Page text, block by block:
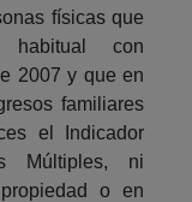
físicas que
con
2007 y que en
familiares
el Indicador
Múltiples, ni
o en